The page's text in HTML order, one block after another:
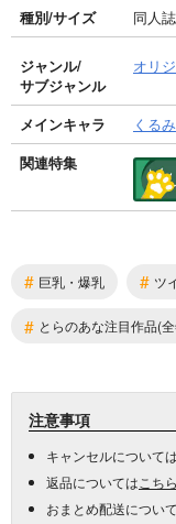
種別/サイズ
同人
ジャンル/
サブジャンル
オリ
メインキャラ
くるみ
関連特集
# 巨乳・爆乳 # ツ
# とらのあな注目作品(
注意事項
キャンセルについては
返品については こちら
おまとめ配送につい